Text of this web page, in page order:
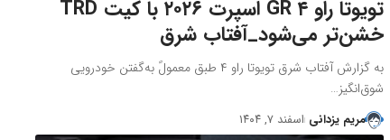
تویوتا راو ۴ GR اسپرت ۲۰۲۶ با کیت TRD
خشن‌تر می‌شود_آفتاب شرق
به گزارش آفتاب شرق تویوتا راو ۴ طبق معمولً به‌گفتن خودرویی
شوق‌انگیز…
مریم یزدانی اسفند ۷, ۱۴۰۴